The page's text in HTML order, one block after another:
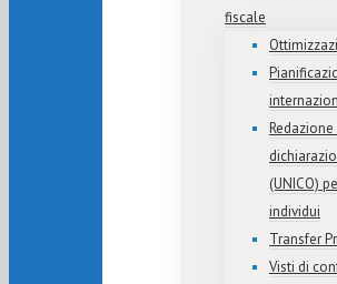
fiscale
(UNICO)
individui
Transfer
Visti di